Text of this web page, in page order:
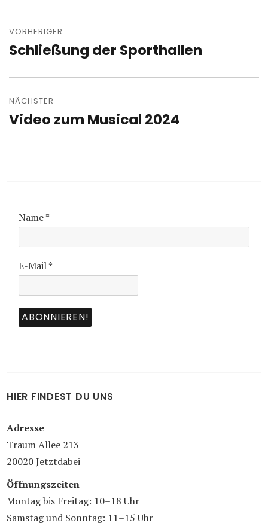
VORHERIGER
Vorheriger
Schließung der Sporthallen
NÄCHSTER
Nächster
Video zum Musical 2024
Name*
E-Mail*
HIER FINDEST DU UNS
Adresse
Traum Allee 213
20020 Jetztdabei
Öffnungszeiten
Montag bis Freitag: 10–18 Uhr
Samstag und Sonntag: 11–15 Uhr